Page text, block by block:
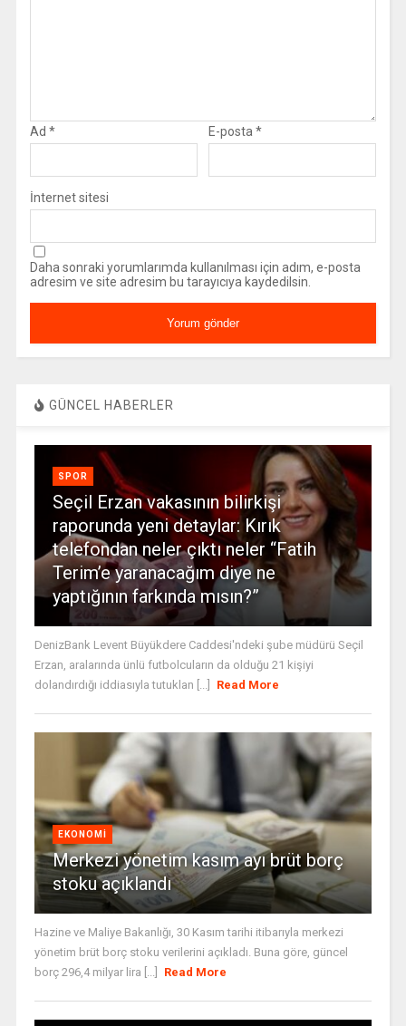
Ad * E-posta *
İnternet sitesi
Daha sonraki yorumlarımda kullanılması için adım, e-posta
adresim ve site adresim bu tarayıcıya kaydedilsin.
GÜNCEL HABERLER
SPOR
Seçil Erzan vakasının bilirkişi
raporunda yeni detaylar: Kırık
telefondan neler çıktı neler “Fatih
Terim’e yaranacağım diye ne
yaptığının farkında mısın?”
DenizBank Levent Büyükdere Caddesi'ndeki şube müdürü Seçil
Erzan, aralarında ünlü futbolcuların da olduğu 21 kişiyi
dolandırdığı iddiasıyla tutuklan [...]
Read More
EKONOMI
Merkezi yönetim kasım ayı brüt borç
stoku açıklandı
Hazine ve Maliye Bakanlığı, 30 Kasım tarihi itibarıyla merkezi
yönetim brüt borç stoku verilerini açıkladı. Buna göre, güncel
borç 296,4 milyar lira [...]
Read More